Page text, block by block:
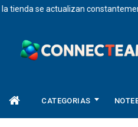
se actualizan
CATEGORIAS